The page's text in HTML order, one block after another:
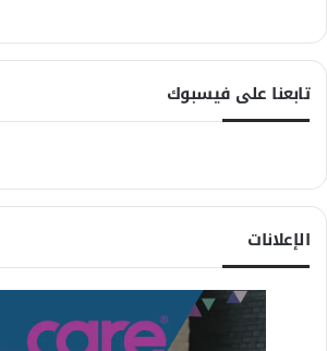
تابعنا على فيسبوك
الإعلانات